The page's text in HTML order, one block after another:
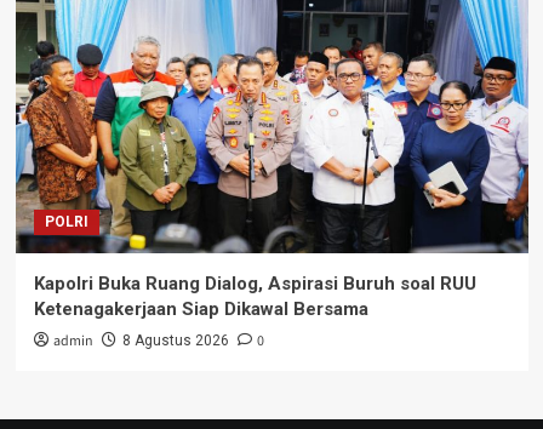
POLRI
Kapolri Buka Ruang Dialog, Aspirasi Buruh soal RUU
Ketenagakerjaan Siap Dikawal Bersama
admin 8 Agustus 2026 0